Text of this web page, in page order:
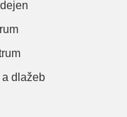
a dlažeb